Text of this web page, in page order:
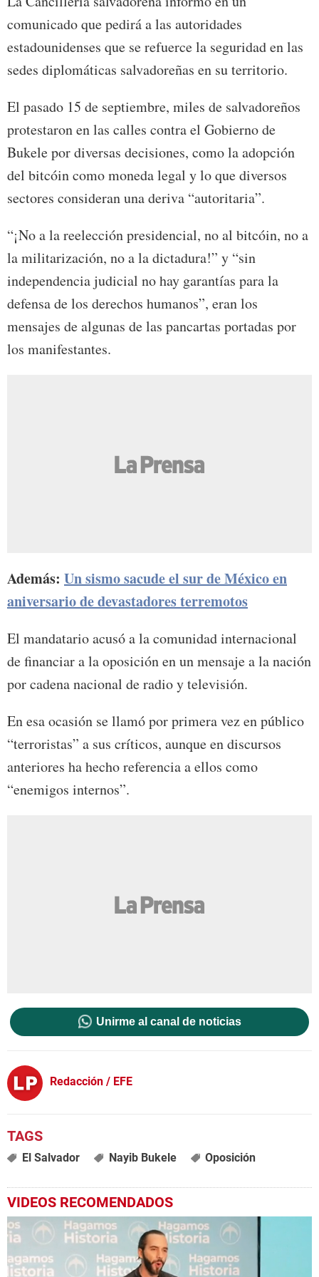
comunicado que pedirá a las autoridades
estadounidenses que se refuerce la seguridad en las
sedes diplomáticas salvadoreñas en su territorio.
El pasado 15 de septiembre, miles de salvadoreños
protestaron en las calles contra el Gobierno de
Bukele por diversas decisiones, como la adopción
del bitcóin como moneda legal y lo que diversos
sectores consideran una deriva “autoritaria”.
“¡No a la reelección presidencial, no al bitcóin, no a
la militarización, no a la dictadura!” y “sin
independencia judicial no hay garantías para la
defensa de los derechos humanos”, eran los
mensajes de algunas de las pancartas portadas por
los manifestantes.
Además: Un sismo sacude el sur de México en
aniversario de devastadores terremotos
El mandatario acusó a la comunidad internacional
de financiar a la oposición en un mensaje a la nación
por cadena nacional de radio y televisión.
En esa ocasión se llamó por primera vez en público
“terroristas” a sus críticos, aunque en discursos
anteriores ha hecho referencia a ellos como
“enemigos internos”.
Unirme al canal de noticias
Redacción / EFE
El Salvador Nayib Bukele Oposición
VIDEOS RECOMENDADOS